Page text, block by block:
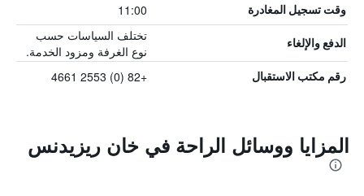
وقت تسجيل المغادرة 11:00
الدفع والإلغاء
تختلف السياسات حسب
نوع الغرفة ومزود الخدمة.
رقم مكتب الاستقبال +82 (0) 2553 4661
المزايا ووسائل الراحة في خان ريزيدنس